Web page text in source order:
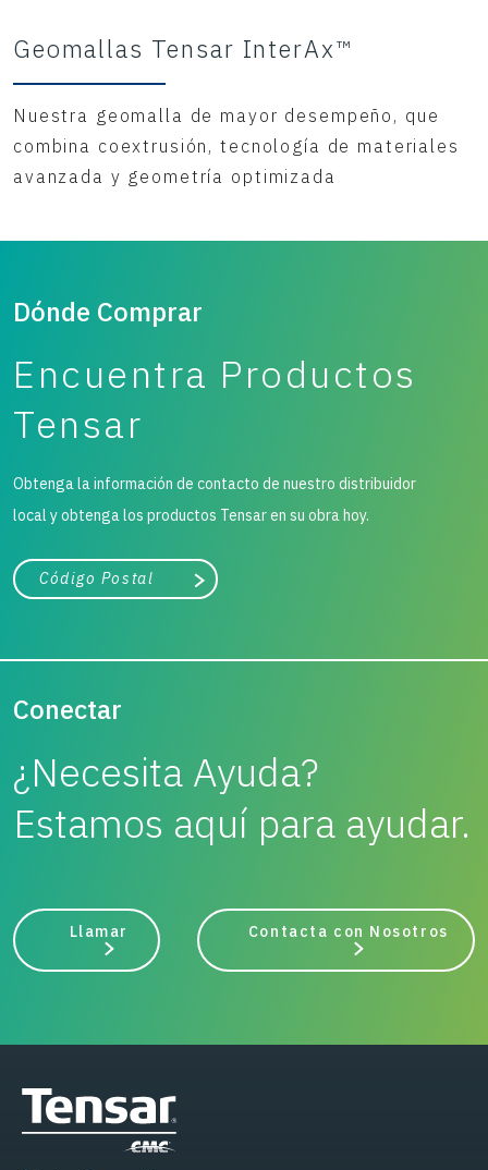
Geomallas Tensar InterAx™
Nuestra geomalla de mayor desempeño, que
combina coextrusión, tecnología de materiales
avanzada y geometría optimizada
Dónde Comprar
Encuentra Productos
Tensar
Obtenga la información de contacto de nuestro distribuidor
local y obtenga los productos Tensar en su obra hoy.
Ciudad, estado o código postal
Buscar
Conectar
¿Necesita Ayuda?
Estamos aquí para ayudar.
Llamar Contacta con Nosotros